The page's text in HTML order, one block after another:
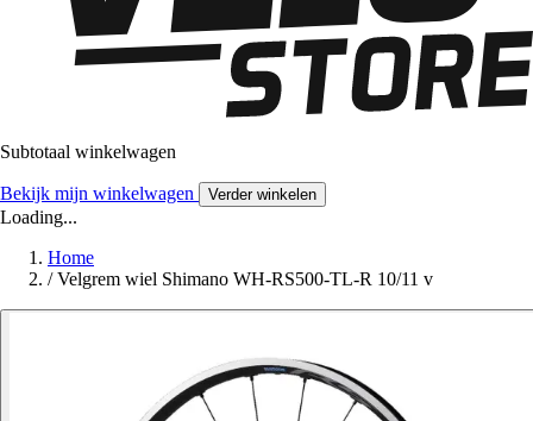
Subtotaal winkelwagen
Bekijk mijn winkelwagen Verder winkelen
Loading...
Home
/ Velgrem wiel Shimano WH-RS500-TL-R 10/11 v